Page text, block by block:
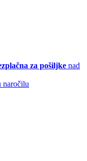
za pošiljke nad
naročilu